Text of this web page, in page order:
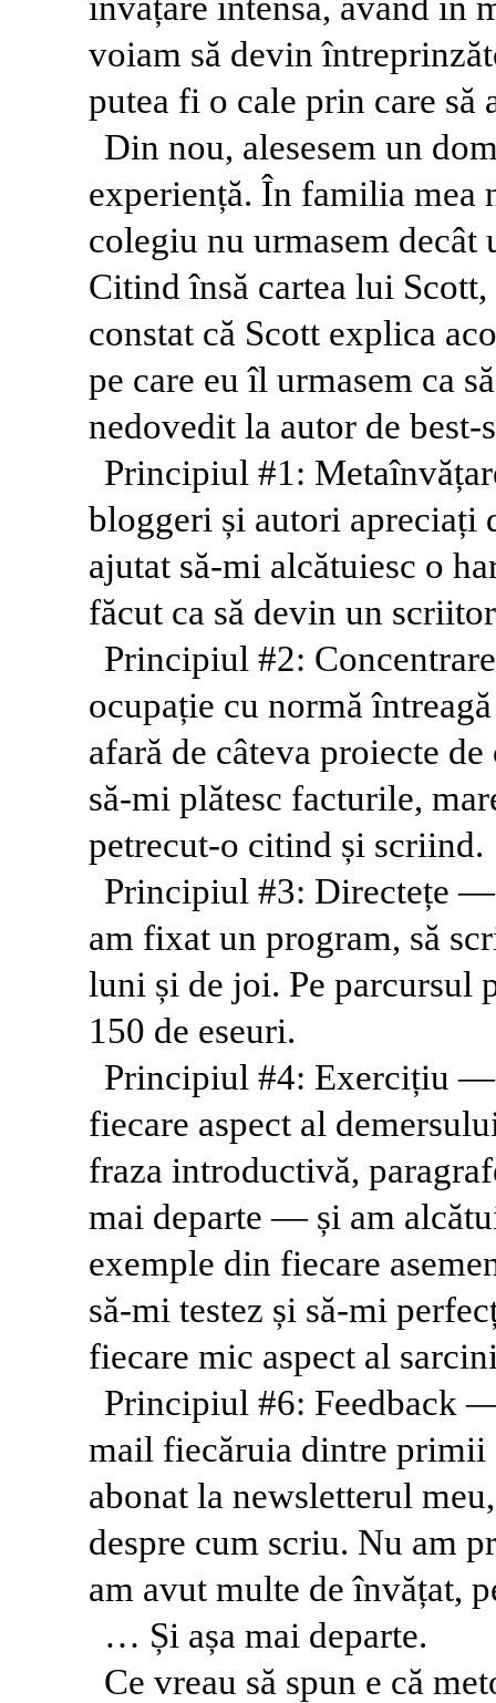
voiam să devin
putea fi o cale prin care să
Din nou, alesesem un
experiență. În familia mea
colegiu nu urmasem decât
Citind însă cartea lui Scott,
constat că Scott explica
pe care eu îl urmasem ca
nedovedit la autor de best-
Principiul #1:
bloggeri și autori apreciați
ajutat să-mi alcătuiesc o
făcut ca să devin un
Principiul #2:
ocupație cu normă
afară de câteva proiecte
să-mi plătesc facturile,
petrecut-o citind și scriind.
Principiul #3: Directețe
am fixat un program, să
luni și de joi. Pe parcursul
150 de eseuri.
Principiul #4: Exercițiu —
fiecare aspect al
fraza introductivă,
mai departe — și am
exemple din fiecare
să-mi testez și să-mi
fiecare mic aspect al
Principiul #6: Feedback
mail fiecăruia dintre primii
abonat la newsletterul
despre cum scriu. Nu am
am avut multe de învățat,
… Și așa mai departe.
Ce vreau să spun e că